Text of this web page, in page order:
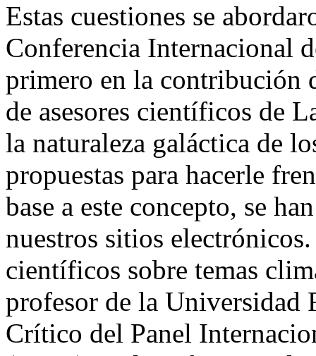
Estas cuestiones se
Conferencia Internacional
primero en la contribución
de asesores científicos de
la naturaleza galáctica de
propuestas para hacerle
base a este concepto, se
nuestros sitios
científicos sobre temas
profesor de la Universidad
Crítico del Panel